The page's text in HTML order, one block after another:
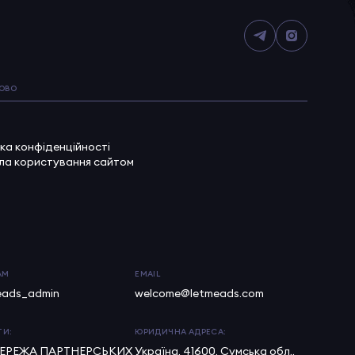
конфіденційності
користування сайтом
EMAIL
welcome@letmeads.com
ПАРТНЕРСЬКИХ
ЮРИДИЧНА АДРЕСА:
Україна, 41600, Сумська обл.,